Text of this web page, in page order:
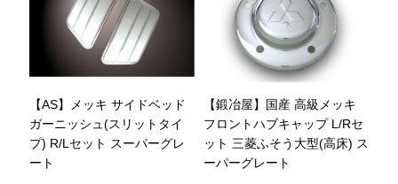
【AS】メッキ サイドベッド
ガーニッシュ(スリットタイ
プ) R/Lセット スーパーグレ
ート
【鍛冶屋】国産 高級メッキ
フロントハブキャップ L/Rセ
ット 三菱ふそう大型(高床) ス
ーパーグレート